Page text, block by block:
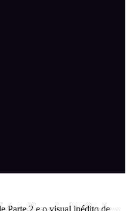
Parte 2 e o visual inédito de...